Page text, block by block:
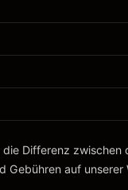
Differenz
Gebühren auf unserer